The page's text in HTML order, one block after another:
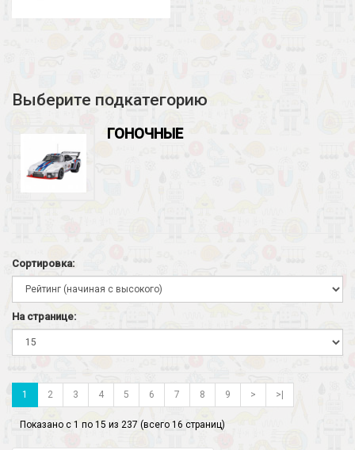
Выберите подкатегорию
ГОНОЧНЫЕ
Сортировка:
На странице:
1 2 3 4 5 6 7 8 9 > >|
Показано с 1 по 15 из 237 (всего 16 страниц)